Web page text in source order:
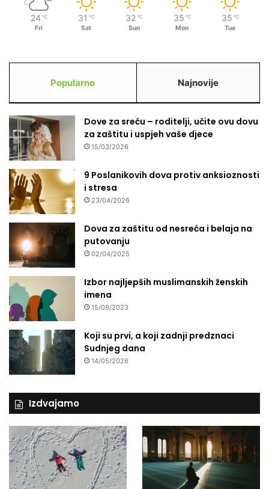
24 ℃
Fri
31 ℃
Sat
32 ℃
Sun
35 ℃
Mon
35 ℃
Tue
Popularno Najnovije
Dove za sreću – roditelji, učite ovu dovu
za zaštitu i uspjeh vaše djece
15/03/2026
9 Poslanikovih dova protiv anksioznosti
i stresa
23/04/2026
Dova za zaštitu od nesreća i belaja na
putovanju
02/04/2025
Izbor najljepših muslimanskih ženskih
imena
15/09/2023
Koji su prvi, a koji zadnji predznaci
Sudnjeg dana
14/05/2026
Izdvajamo